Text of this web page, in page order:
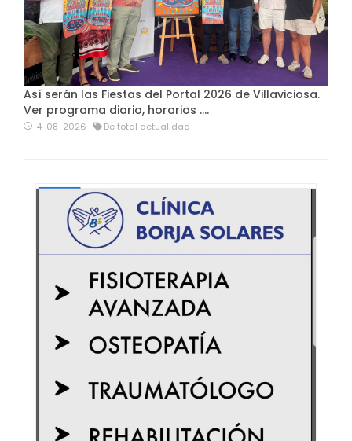
Así serán las Fiestas del Portal 2026 de Villaviciosa.
Ver programa diario, horarios ….
4-08-2026 De total actualidad